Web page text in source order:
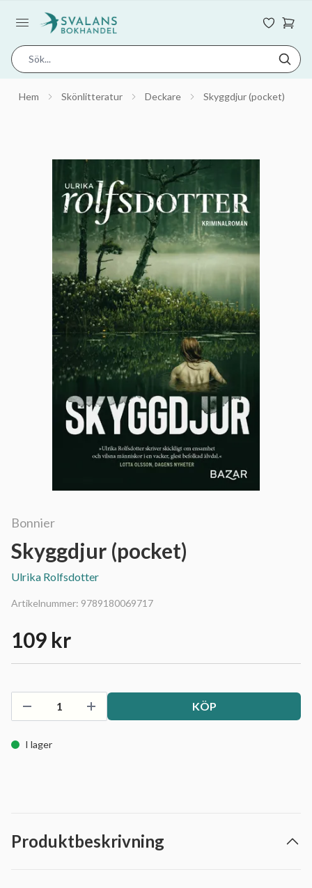
Hem Skönlitteratur Deckare Skyggdjur (pocket)
Bonnier
Skyggdjur (pocket)
Ulrika Rolfsdotter
Artikelnummer: 9789180069717
109 kr
KÖP
I lager
Produktbeskrivning